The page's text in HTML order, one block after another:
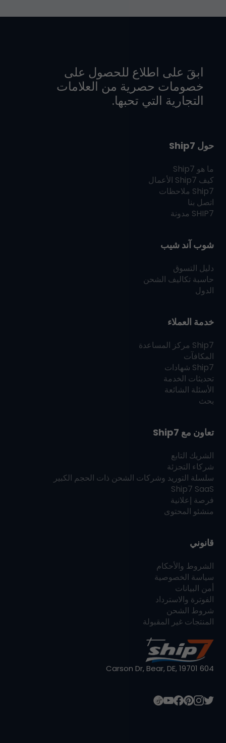
ابقَ على اطلاع للحصول على
خصومات حصرية من العلامات
التجارية التي تحبها.
حول Ship7
ما هو Ship7
كيف Ship7 الأعمال
Ship7 ملاحظات
اتصل بنا
SHIP7 مدونة
شوب آند شيب
دليل التسوق
حاسبة تكاليف الشحن
الدول
خدمة العملاء
Ship7 مركز المساعدة
المكافآت
Ship7 شهادات
تحديثات الخدمة
الأسئلة الشائعة
بحث
تعاون مع Ship7
الشريك التابع
شركاء التجزئة
سلسلة التوريد وشركات الشحن ذات الحجم الكبير
Ship7 SaaS
فرصة إعلانية
منشئو المحتوى
قانوني
الشروط والأحكام
سياسة الخصوصية
أمن البيانات
الفوترة والاسترداد
شروط الشحن
المنتجات غير المقبولة
604 Carson Dr, Bear, DE, 19701